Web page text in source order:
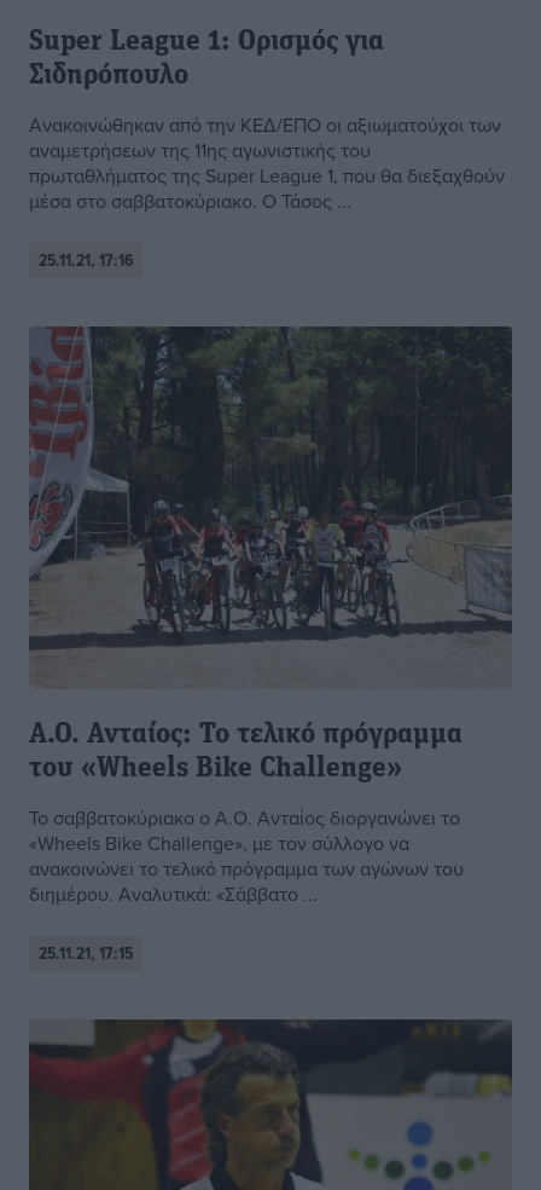
Super League 1: Ορισμός για
Σιδηρόπουλο
Ανακοινώθηκαν από την ΚΕΔ/ΕΠΟ οι αξιωματούχοι των
αναμετρήσεων της 11ης αγωνιστικής του
πρωταθλήματος της Super League 1, που θα διεξαχθούν
μέσα στο σαββατοκύριακο. Ο Τάσος ...
25.11.21, 17:16
Α.Ο. Ανταίος: Το τελικό πρόγραμμα
του «Wheels Bike Challenge»
Το σαββατοκύριακο ο Α.Ο. Ανταίος διοργανώνει το
«Wheels Bike Challenge», με τον σύλλογο να
ανακοινώνει το τελικό πρόγραμμα των αγώνων του
διημέρου. Αναλυτικά: «Σάββατο ...
25.11.21, 17:15